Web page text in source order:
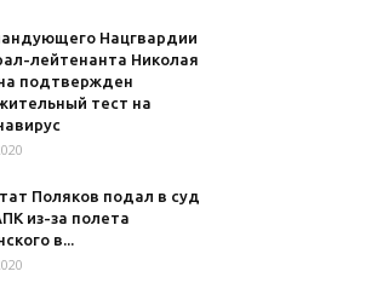
Нацгвардии
лейтенанта Николая
подтвержден
тест на
Поляков подал в суд
из-за полета
в...